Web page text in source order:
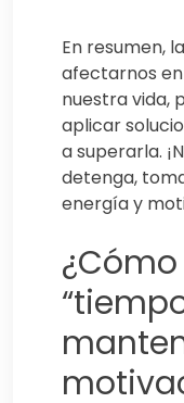
En resumen,
afectarnos
nuestra vida,
aplicar
a superarla.
detenga,
energía y